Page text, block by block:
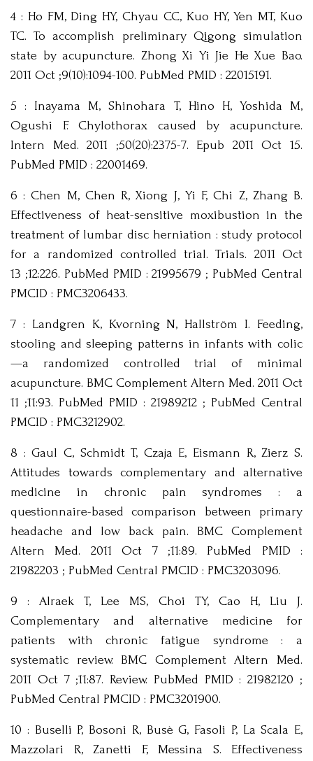
4 : Ho FM, Ding HY, Chyau CC, Kuo HY, Yen MT, Kuo
TC. To accomplish preliminary Qigong simulation
state by acupuncture. Zhong Xi Yi Jie He Xue Bao.
2011 Oct ;9(10):1094-100. PubMed PMID : 22015191.
5 : Inayama M, Shinohara T, Hino H, Yoshida M,
Ogushi F. Chylothorax caused by acupuncture.
Intern Med. 2011 ;50(20):2375-7. Epub 2011 Oct 15.
PubMed PMID : 22001469.
6 : Chen M, Chen R, Xiong J, Yi F, Chi Z, Zhang B.
Effectiveness of heat-sensitive moxibustion in the
treatment of lumbar disc herniation : study protocol
for a randomized controlled trial. Trials. 2011 Oct
13 ;12:226. PubMed PMID : 21995679 ; PubMed Central
PMCID : PMC3206433.
7 : Landgren K, Kvorning N, Hallström I. Feeding,
stooling and sleeping patterns in infants with colic
—a randomized controlled trial of minimal
acupuncture. BMC Complement Altern Med. 2011 Oct
11 ;11:93. PubMed PMID : 21989212 ; PubMed Central
PMCID : PMC3212902.
8 : Gaul C, Schmidt T, Czaja E, Eismann R, Zierz S.
Attitudes towards complementary and alternative
medicine in chronic pain syndromes : a
questionnaire-based comparison between primary
headache and low back pain. BMC Complement
Altern Med. 2011 Oct 7 ;11:89. PubMed PMID :
21982203 ; PubMed Central PMCID : PMC3203096.
9 : Alraek T, Lee MS, Choi TY, Cao H, Liu J.
Complementary and alternative medicine for
patients with chronic fatigue syndrome : a
systematic review. BMC Complement Altern Med.
2011 Oct 7 ;11:87. Review. PubMed PMID : 21982120 ;
PubMed Central PMCID : PMC3201900.
10 : Buselli P, Bosoni R, Busè G, Fasoli P, La Scala E,
Mazzolari R, Zanetti F, Messina S. Effectiveness